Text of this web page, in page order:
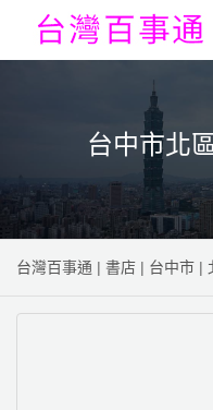
台中市北
台灣百事通 | 書店 | 台中市 |